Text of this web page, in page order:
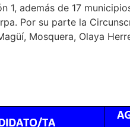
1, además de 17
Por su parte la
Mosquera, Olaya